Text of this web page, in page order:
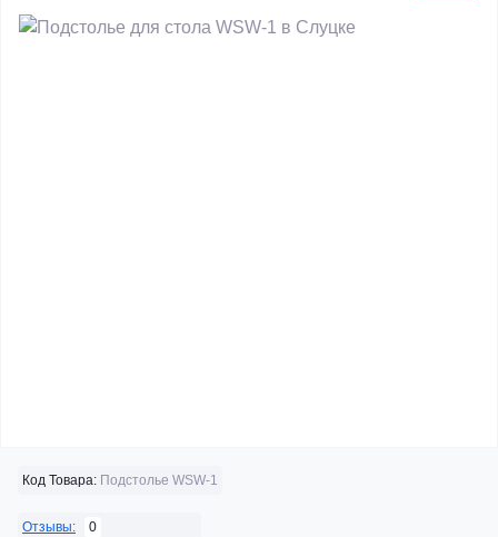
Код Товара: Подстолье WSW-1
Отзывы: 0